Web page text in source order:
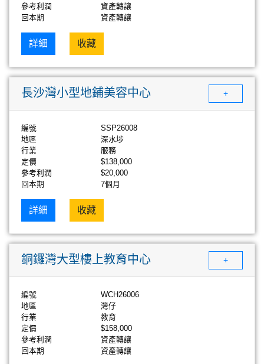
參考利潤
資產轉讓
回本期
資產轉讓
詳細 收藏
長沙灣小型地鋪美容中心 +
編號
SSP26008
地區
深水埗
行業
服務
定價
$138,000
參考利潤
$20,000
回本期
7個月
詳細 收藏
銅鑼灣大型樓上教育中心 +
編號
WCH26006
地區
灣仔
行業
教育
定價
$158,000
參考利潤
資產轉讓
回本期
資產轉讓